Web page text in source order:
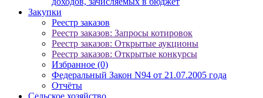
Закупки
Реестр заказов
Реестр заказов: Запросы котировок
Реестр заказов: Открытые аукционы
Реестр заказов: Открытые конкурсы
Избранное (0)
Федеральный Закон N94 от 21.07.2005 года
Отчёты